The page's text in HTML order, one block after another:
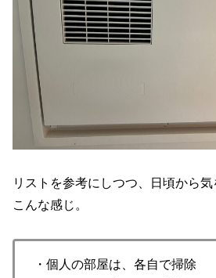
リストを参考にしつつ、日頃から
こんな感じ。
・個人の部屋は、各自で掃除